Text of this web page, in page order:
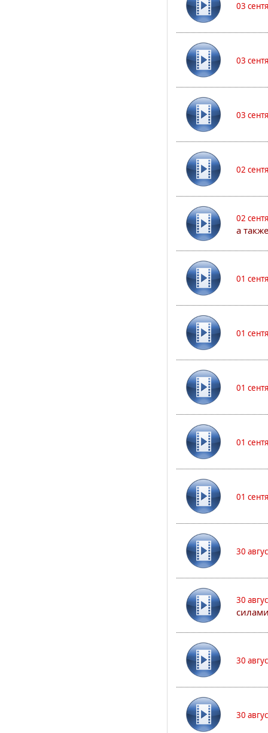
03
03
03
02
02
а
01
01
01
01
01
30
30
30
30